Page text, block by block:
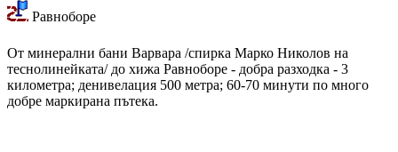
Равноборе
От минерални бани Варвара /спирка Марко Николов на
теснолинейката/ до хижа Равноборе - добра разходка - 3
километра; денивелация 500 метра; 60-70 минути по много
добре маркирана пътека.